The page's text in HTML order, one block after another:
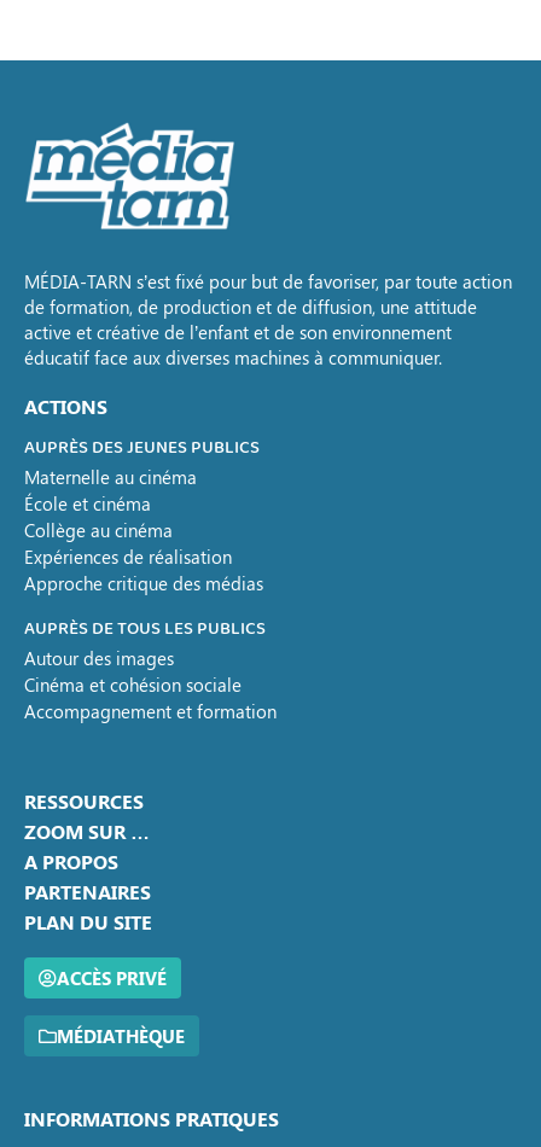
MÉDIA-TARN s’est fixé pour but de favoriser, par toute action
de formation, de production et de diffusion, une attitude
active et créative de l’enfant et de son environnement
éducatif face aux diverses machines à communiquer.
ACTIONS
AUPRÈS DES JEUNES PUBLICS
Maternelle au cinéma
École et cinéma
Collège au cinéma
Expériences de réalisation
Approche critique des médias
AUPRÈS DE TOUS LES PUBLICS
Autour des images
Cinéma et cohésion sociale
Accompagnement et formation
RESSOURCES
ZOOM SUR …
A PROPOS
PARTENAIRES
PLAN DU SITE
ACCÈS PRIVÉ
MÉDIATHÈQUE
INFORMATIONS PRATIQUES